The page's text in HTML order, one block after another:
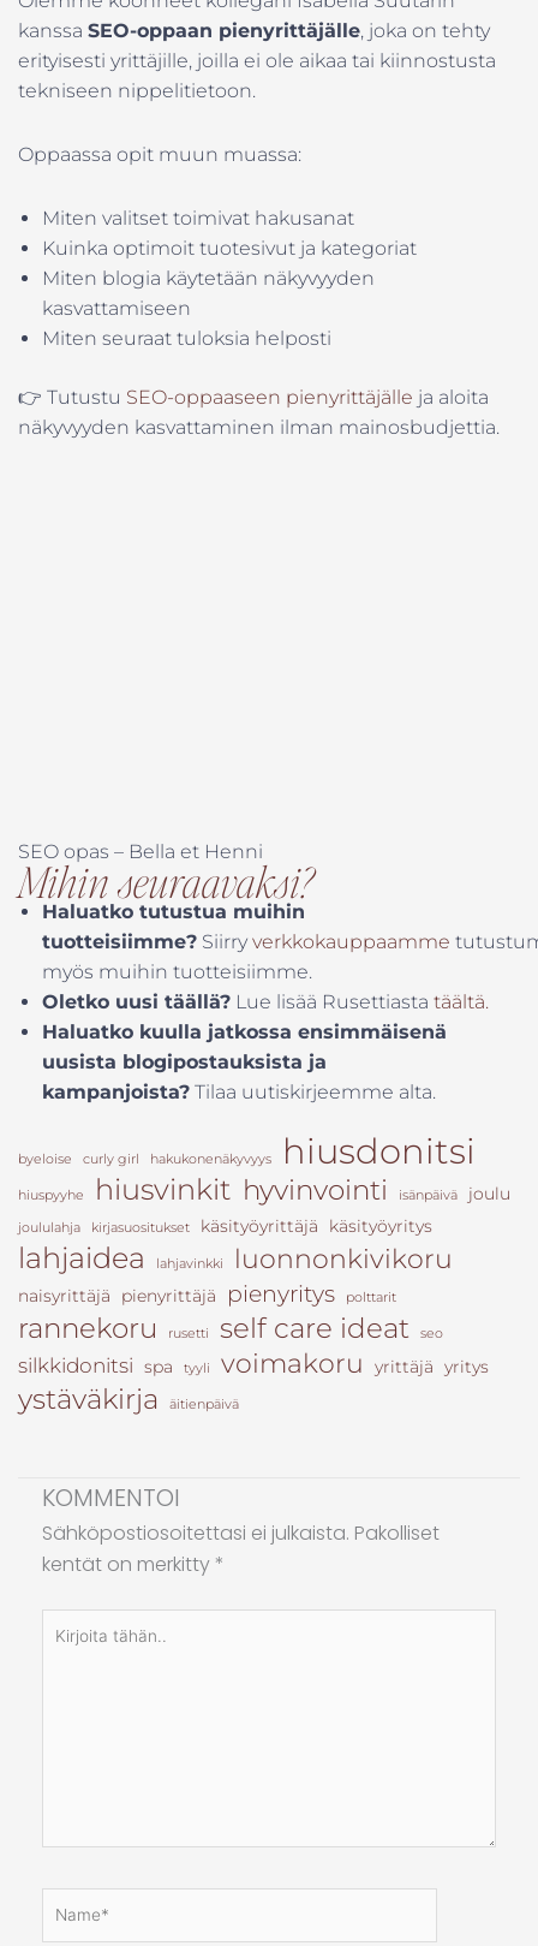
kanssa SEO-oppaan pienyrittäjälle, joka on tehty
erityisesti yrittäjille, joilla ei ole aikaa tai kiinnostusta
tekniseen nippelitietoon.
Oppaassa opit muun muassa:
Miten valitset toimivat hakusanat
Kuinka optimoit tuotesivut ja kategoriat
Miten blogia käytetään näkyvyyden
kasvattamiseen
Miten seuraat tuloksia helposti
👉 Tutustu SEO-oppaaseen pienyrittäjälle ja aloita
näkyvyyden kasvattaminen ilman mainosbudjettia.
SEO opas – Bella et Henni
Mihin seuraavaksi?
Haluatko tutustua muihin
tuotteisiimme? Siirry verkkokauppaamme
myös muihin tuotteisiimme.
Oletko uusi täällä? Lue lisää Rusettiasta täältä.
Haluatko kuulla jatkossa ensimmäisenä
uusista blogipostauksista ja
kampanjoista? Tilaa uutiskirjeemme alta.
byeloise curly girl hakukonenäkyvyys hiusdonitsi
hiuspyyhe hiusvinkit hyvinvointi isänpäivä joulu
joululahja kirjasuositukset käsityöyrittäjä käsityöyritys
lahjaidea lahjavinkki luonnonkivikoru
naisyrittäjä pienyrittäjä pienyritys polttarit
rannekoru rusetti self care ideat seo
silkkidonitsi spa tyyli voimakoru yrittäjä yritys
ystäväkirja äitienpäivä
KOMMENTOI
Sähköpostiosoitettasi ei julkaista. Pakolliset
kentät on merkitty *
tähän..
Name*